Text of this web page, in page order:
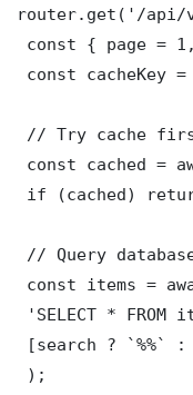
router.get('/api/
const { page =
const cacheKey
// Try cache
const cached =
if (cached)
// Query
const items =
'SELECT * FROM
[search ?
);